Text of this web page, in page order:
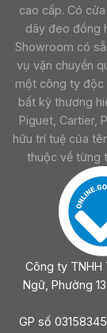
cao cấp. Có
dây đeo đồng
Showroom có
vụ vận chuyển
một công ty độc
bất kỳ thương
Piguet, Cartier,
hữu trí tuệ của
thuộc về từng
Công ty TNHH
Ngữ, Phường
GP số